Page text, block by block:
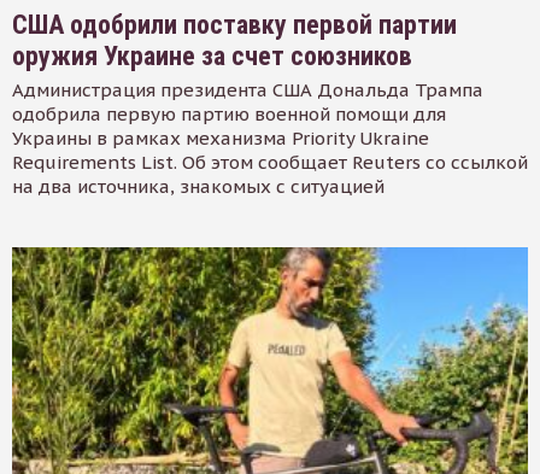
США одобрили поставку первой партии
оружия Украине за счет союзников
Администрация президента США Дональда Трампа
одобрила первую партию военной помощи для
Украины в рамках механизма Priority Ukraine
Requirements List. Об этом сообщает Reuters со ссылкой
на два источника, знакомых с ситуацией